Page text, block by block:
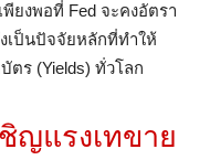
ยงพอที่ Fed จะคงอัตรา
เป็นปัจจัยหลักที่ทำให้
ร (Yields) ทั่วโลก
ญแรงเทขาย